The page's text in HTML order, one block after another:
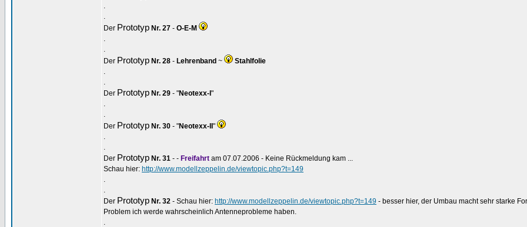
.
.
Der Prototyp Nr. 27 - O-E-M
.
.
Der Prototyp Nr. 28 - Lehrenband ~
Stahlfolie
.
.
Der Prototyp Nr. 29 - "Neotexx-I "
.
.
Der Prototyp Nr. 30 - "Neotexx-II "
.
.
Der Prototyp Nr. 31 - - Freifahrt am 07.07.2006 - Keine Rückmeldung kam ...
Schau hier: http://www.modellzeppelin.de/viewtopic.php?t=149
.
.
Der Prototyp Nr. 32 - Schau hier: http://www.modellzeppelin.de/viewtopic.php?t=149 - besser hier, der Umbau macht sehr starke
Problem ich werde wahrscheinlich Antenneprobleme haben.
.